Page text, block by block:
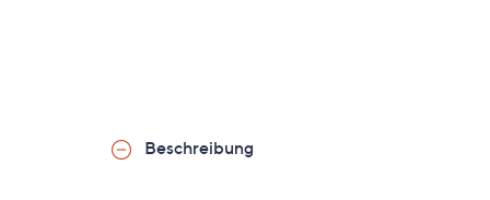
Beschreibung